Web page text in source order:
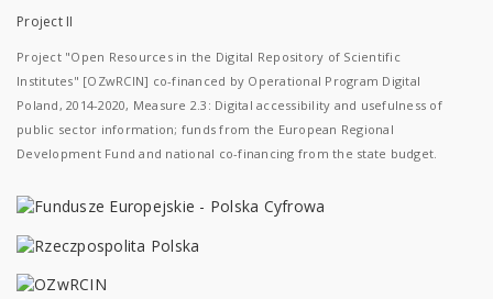
Project II
Project "Open Resources in the Digital Repository of Scientific
Institutes" [OZwRCIN] co-financed by Operational Program Digital
Poland, 2014-2020, Measure 2.3: Digital accessibility and usefulness of
public sector information; funds from the European Regional
Development Fund and national co-financing from the state budget.